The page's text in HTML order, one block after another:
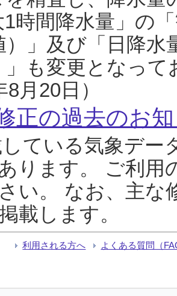
1時間降水量」の
）」及び「日降
」も変更となっ
8月20日）
正の過去のお
ている気象デー
ります。 ご利用
い。 なお、主な
載します。
利用される方へ よくある質問（